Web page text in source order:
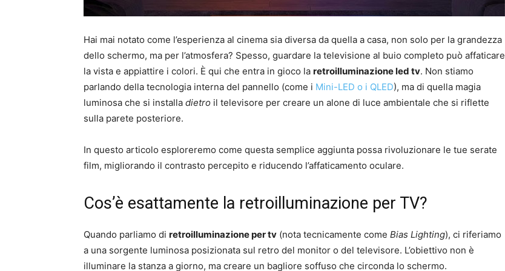
Hai mai notato come l’esperienza al cinema sia diversa da quella a casa, non solo per la grandezza
dello schermo, ma per l’atmosfera? Spesso, guardare la televisione al buio completo può affaticare
la vista e appiattire i colori. È qui che entra in gioco la retroilluminazione led tv. Non stiamo
parlando della tecnologia interna del pannello (come i Mini-LED o i QLED), ma di quella magia
luminosa che si installa dietro il televisore per creare un alone di luce ambientale che si riflette
sulla parete posteriore.
In questo articolo esploreremo come questa semplice aggiunta possa rivoluzionare le tue serate
film, migliorando il contrasto percepito e riducendo l’affaticamento oculare.
Cos’è esattamente la retroilluminazione per TV?
Quando parliamo di retroilluminazione per tv (nota tecnicamente come Bias Lighting), ci riferiamo
a una sorgente luminosa posizionata sul retro del monitor o del televisore. L’obiettivo non è
illuminare la stanza a giorno, ma creare un bagliore soffuso che circonda lo schermo.